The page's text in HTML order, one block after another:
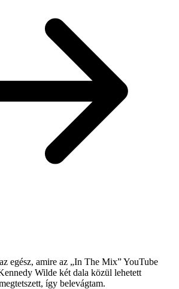
egész, amire az „In The Mix” YouTube
Wilde két dala közül lehetett
így belevágtam.